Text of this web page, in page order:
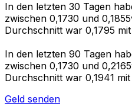
In den letzten 30 Tagen
zwischen 0,1730 und
Durchschnitt war 0,1795
In den letzten 90 Tagen
zwischen 0,1730 und
Durchschnitt war 0,1941
Geld senden